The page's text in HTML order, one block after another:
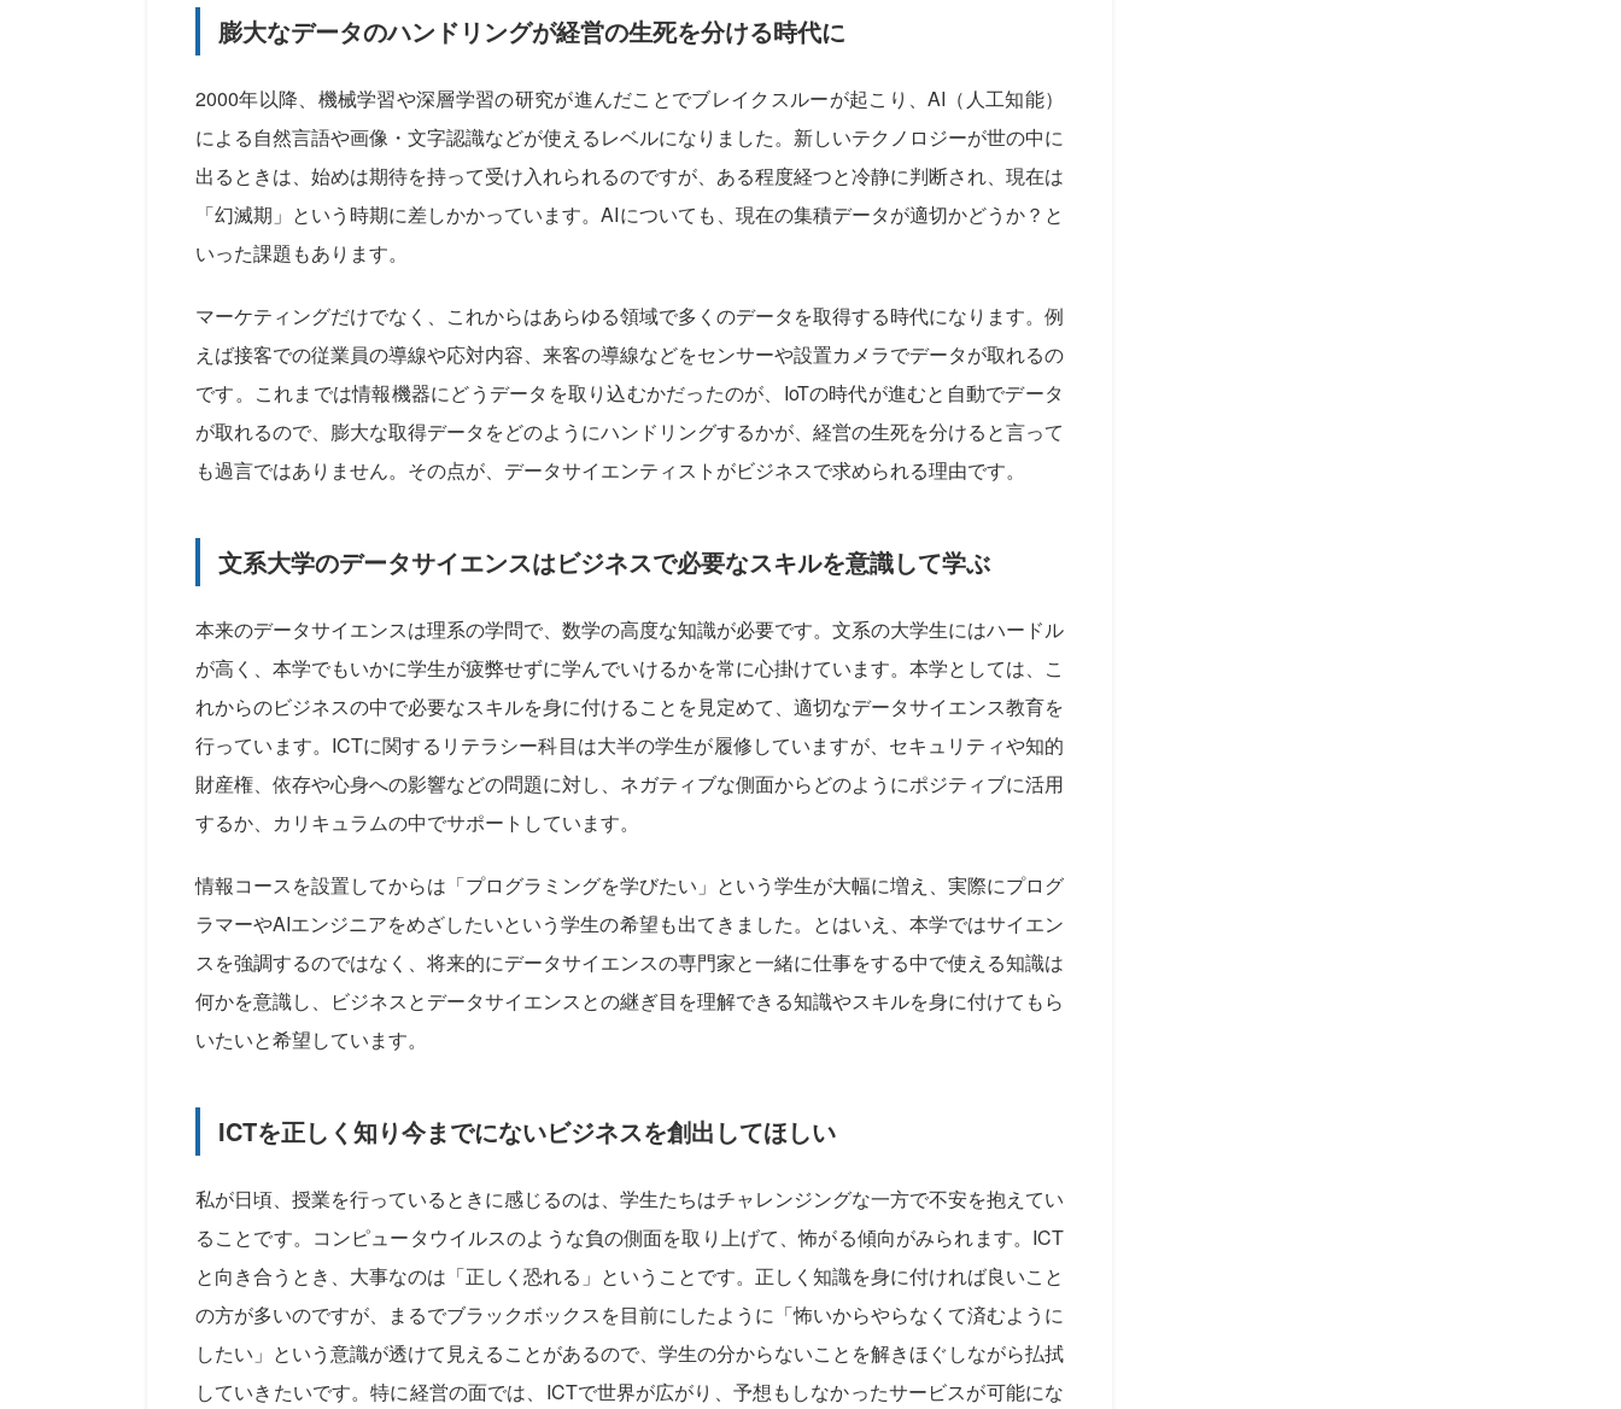
膨大なデータのハンドリングが経営の生死を分ける時代に
2000年以降、機械学習や深層学習の研究が進んだことでブレイクスルーが起こり、AI（人工知能）
による自然言語や画像・文字認識などが使えるレベルになりました。新しいテクノロジーが世の中に
出るときは、始めは期待を持って受け入れられるのですが、ある程度経つと冷静に判断され、現在は
「幻滅期」という時期に差しかかっています。AIについても、現在の集積データが適切かどうか？と
いった課題もあります。
マーケティングだけでなく、これからはあらゆる領域で多くのデータを取得する時代になります。例
えば接客での従業員の導線や応対内容、来客の導線などをセンサーや設置カメラでデータが取れるの
です。これまでは情報機器にどうデータを取り込むかだったのが、IoTの時代が進むと自動でデータ
が取れるので、膨大な取得データをどのようにハンドリングするかが、経営の生死を分けると言って
も過言ではありません。その点が、データサイエンティストがビジネスで求められる理由です。
文系大学のデータサイエンスはビジネスで必要なスキルを意識して学ぶ
本来のデータサイエンスは理系の学問で、数学の高度な知識が必要です。文系の大学生にはハードル
が高く、本学でもいかに学生が疲弊せずに学んでいけるかを常に心掛けています。本学としては、こ
れからのビジネスの中で必要なスキルを身に付けることを見定めて、適切なデータサイエンス教育を
行っています。ICTに関するリテラシー科目は大半の学生が履修していますが、セキュリティや知的
財産権、依存や心身への影響などの問題に対し、ネガティブな側面からどのようにポジティブに活用
するか、カリキュラムの中でサポートしています。
情報コースを設置してからは「プログラミングを学びたい」という学生が大幅に増え、実際にプログ
ラマーやAIエンジニアをめざしたいという学生の希望も出てきました。とはいえ、本学ではサイエン
スを強調するのではなく、将来的にデータサイエンスの専門家と一緒に仕事をする中で使える知識は
何かを意識し、ビジネスとデータサイエンスとの継ぎ目を理解できる知識やスキルを身に付けてもら
いたいと希望しています。
ICTを正しく知り今までにないビジネスを創出してほしい
私が日頃、授業を行っているときに感じるのは、学生たちはチャレンジングな一方で不安を抱えてい
ることです。コンピュータウイルスのような負の側面を取り上げて、怖がる傾向がみられます。ICT
と向き合うとき、大事なのは「正しく恐れる」ということです。正しく知識を身に付ければ良いこと
の方が多いのですが、まるでブラックボックスを目前にしたように「怖いからやらなくて済むように
したい」という意識が透けて見えることがあるので、学生の分からないことを解きほぐしながら払拭
していきたいです。特に経営の面では、ICTで世界が広がり、予想もしなかったサービスが可能にな